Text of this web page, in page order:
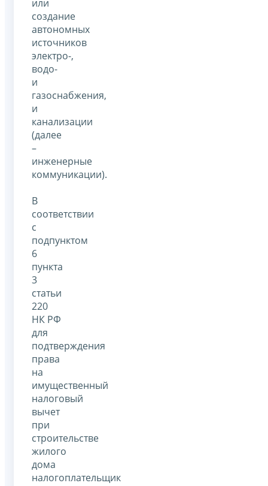
или
создание
автономных
источников
электро-,
водо-
и
газоснабжения,
и
канализации
(далее
–
инженерные
коммуникации).
В
соответствии
с
подпунктом
6
пункта
3
статьи
220
НК РФ
для
подтверждения
права
на
имущественный
налоговый
вычет
при
строительстве
жилого
дома
налогоплательщик